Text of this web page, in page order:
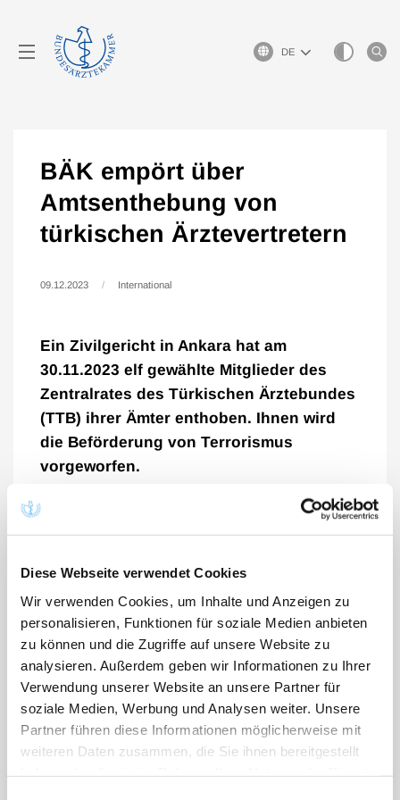
Diese Webseite verwendet Cookies
Wir verwenden Cookies, um Inhalte und Anzeigen zu
personalisieren, Funktionen für soziale Medien anbieten
zu können und die Zugriffe auf unsere Website zu
analysieren. Außerdem geben wir Informationen zu Ihrer
Verwendung unserer Website an unsere Partner für
soziale Medien, Werbung und Analysen weiter. Unsere
Partner führen diese Informationen möglicherweise mit
weiteren Daten zusammen, die Sie ihnen bereitgestellt
Sprachauswahl
BÄK empört über
Amtsenthebung von
türkischen Ärztevertretern
09.12.2023 International
Ein Zivilgericht in Ankara hat am
30.11.2023 elf gewählte Mitglieder des
Zentralrates des Türkischen Ärztebundes
(TTB) ihrer Ämter enthoben. Ihnen wird
die Beförderung von Terrorismus
vorgeworfen.
Dr. Klaus Reinhardt, Präsident der
und Kollegen in der Türkei ist schockierend,
beschämend und inakzeptabel. Die Integrität der
organisierten türkischen Ärzteschaft wird systematisch
angegriffen“, sagte er. „Die deutsche Ärzteschaft steht
an der Seite der türkischen Kolleginnen und Kollegen
und den Mitgliedern des Zentralrates des Türkischen
Ärztebundes, insbesondere dessen Präsidentin Dr.
Korur Fincanci. Wir fordern ein sofortiges Ende der
Repressionen des türkischen Staates gegen Ärztinnen
und Ärzte.“